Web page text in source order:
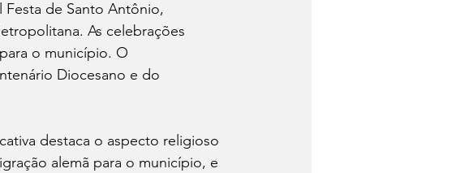
de Santo Antônio,
As celebrações
o município. O
Diocesano e do
destaca o aspecto religioso
alemã para o município, e